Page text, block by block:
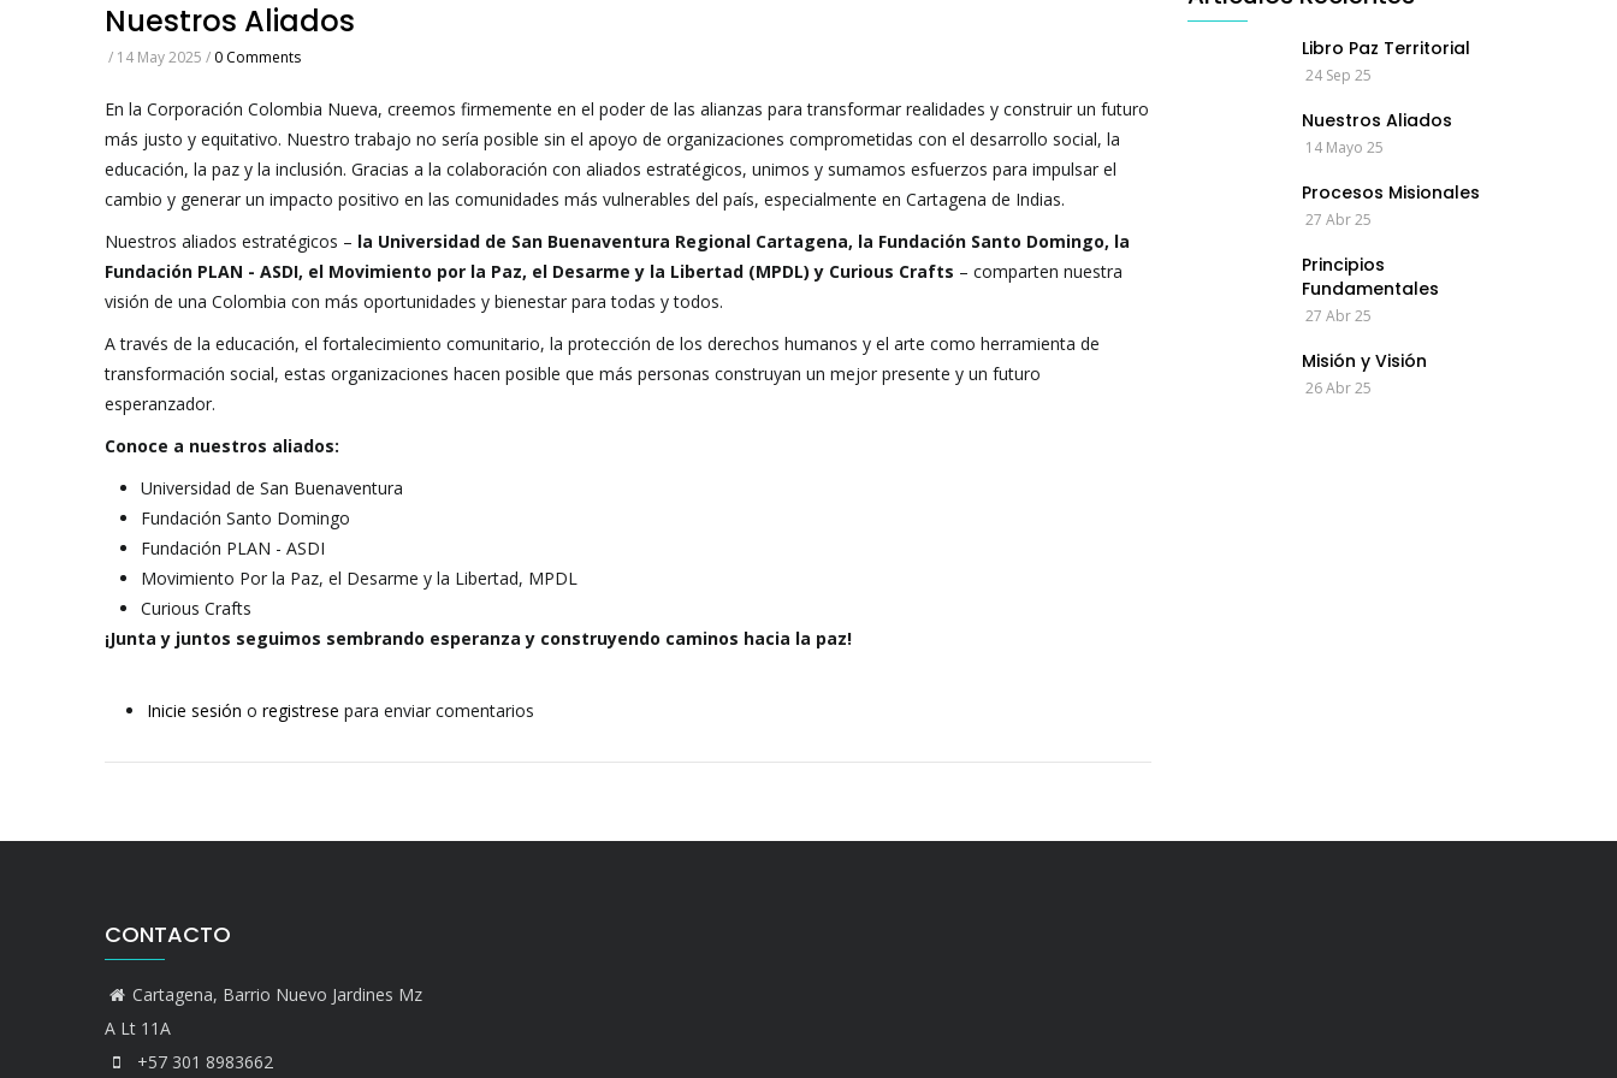
Nuestros Aliados
/ 14 May 2025 / 0 Comments
En la Corporación Colombia Nueva, creemos firmemente en el poder de las alianzas para transformar realidades y construir un futuro
más justo y equitativo. Nuestro trabajo no sería posible sin el apoyo de organizaciones comprometidas con el desarrollo social, la
educación, la paz y la inclusión. Gracias a la colaboración con aliados estratégicos, unimos y sumamos esfuerzos para impulsar el
cambio y generar un impacto positivo en las comunidades más vulnerables del país, especialmente en Cartagena de Indias.
Nuestros aliados estratégicos – la Universidad de San Buenaventura Regional Cartagena, la Fundación Santo Domingo, la
Fundación PLAN - ASDI, el Movimiento por la Paz, el Desarme y la Libertad (MPDL) y Curious Crafts – comparten nuestra
visión de una Colombia con más oportunidades y bienestar para todas y todos.
A través de la educación, el fortalecimiento comunitario, la protección de los derechos humanos y el arte como herramienta de
transformación social, estas organizaciones hacen posible que más personas construyan un mejor presente y un futuro
esperanzador.
Conoce a nuestros aliados:
Universidad de San Buenaventura
Fundación Santo Domingo
Fundación PLAN - ASDI
Movimiento Por la Paz, el Desarme y la Libertad, MPDL
Curious Crafts
¡Junta y juntos seguimos sembrando esperanza y construyendo caminos hacia la paz!
Inicie sesión o registrese para enviar comentarios
Libro Paz Territorial
24 Sep 25
Nuestros Aliados
14 Mayo 25
Procesos Misionales
27 Abr 25
Principios
Fundamentales
27 Abr 25
Misión y Visión
26 Abr 25
CONTACTO
Cartagena, Barrio Nuevo Jardines Mz
A Lt 11A
+57 301 8983662